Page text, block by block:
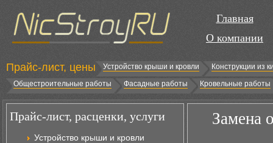
Главная
О компании
Прайс-лист, цены Устройство крыши и кровли
Конструкции из
Общестроительные работы
Фасадные работы Кровельные работы
Прайс-лист, расценки, услуги
Устройство крыши и кровли
Замена